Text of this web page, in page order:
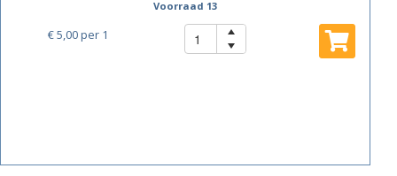
Voorraad 13
€ 5,00per 1